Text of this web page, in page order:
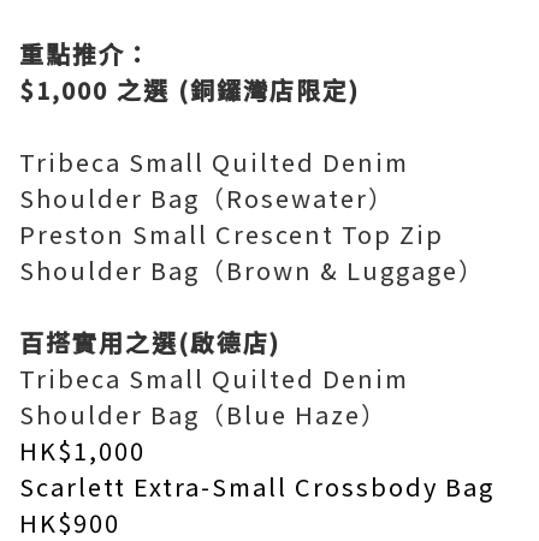
重點推介：
$1,000 之選 (銅鑼灣店限定)
Tribeca Small Quilted Denim
Shoulder Bag（Rosewater）
Preston Small Crescent Top Zip
Shoulder Bag（Brown & Luggage）
百搭實用之選(啟德店)
Tribeca Small Quilted Denim
Shoulder Bag（Blue Haze）
HK$1,000
Scarlett Extra-Small Crossbody Bag
HK$900